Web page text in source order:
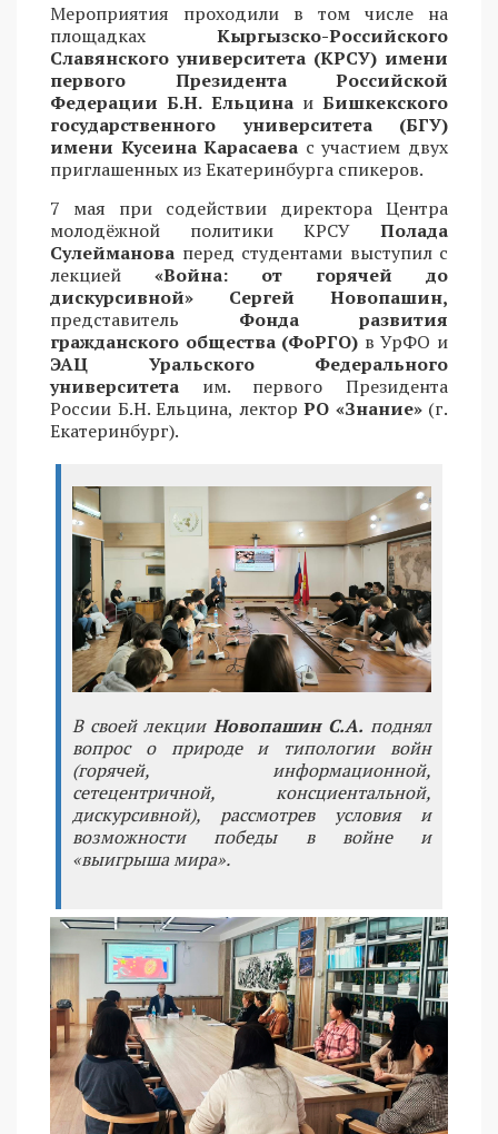
Мероприятия проходили в том числе на
площадках Кыргызско-Российского
Славянского университета (КРСУ) имени
первого Президента Российской
Федерации Б.Н. Ельцина и Бишкекского
государственного университета (БГУ)
имени Кусеина Карасаева с участием двух
приглашенных из Екатеринбурга спикеров.
7 мая при содействии директора Центра
молодёжной политики КРСУ Полада
Сулейманова перед студентами выступил с
лекцией «Война: от горячей до
дискурсивной» Сергей Новопашин,
представитель Фонда развития
гражданского общества (ФоРГО) в УрФО и
ЭАЦ Уральского Федерального
университета им. первого Президента
России Б.Н. Ельцина, лектор РО «Знание»(г.
Екатеринбург).
В своей лекции Новопашин С.А. поднял
вопрос о природе и типологии войн
(горячей, информационной,
сетецентричной, консциентальной,
дискурсивной), рассмотрев условия и
возможности победы в войне и
«выигрыша мира».